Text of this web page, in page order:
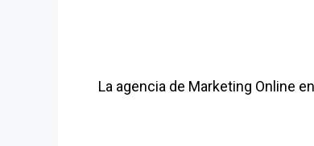
La agencia de Marketing Online